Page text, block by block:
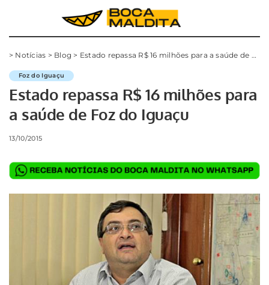
> Notícias > Blog > Estado repassa R$ 16 milhões para a saúde de Foz do Iguaçu
Foz do Iguaçu
Estado repassa R$ 16 milhões para
a saúde de Foz do Iguaçu
13/10/2015